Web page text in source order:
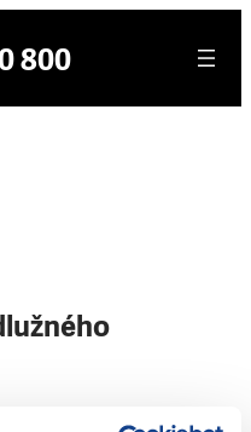
800